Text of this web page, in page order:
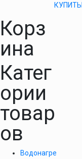
КУПИТЬ
Корз
ина
Катег
ории
товар
ов
Водонагре